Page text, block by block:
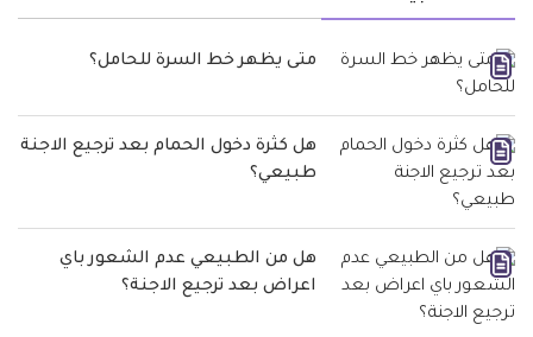
متى يظهر خط السرة للحامل؟
هل كثرة دخول الحمام بعد ترجيع الاجنة
طبيعي؟
هل من الطبيعي عدم الشعور باي
اعراض بعد ترجيع الاجنة؟